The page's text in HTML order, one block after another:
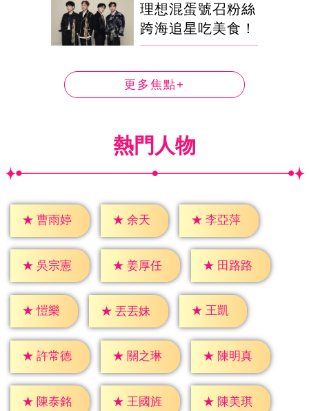
理想混蛋號召粉絲
跨海追星吃美食！
更多焦點+
熱門人物
★ 曹雨婷 ★ 余天 ★ 李亞萍
★ 吳宗憲 ★ 姜厚任 ★ 田路路
★ 愷樂 ★ 丟丟妹 ★ 王凱
★ 許常德 ★ 關之琳 ★ 陳明真
★ 陳泰銘 ★ 王國旌 ★ 陳美琪